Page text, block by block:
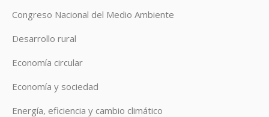
Congreso Nacional del Medio Ambiente
Desarrollo rural
Economía circular
Economía y sociedad
Energía, eficiencia y cambio climático